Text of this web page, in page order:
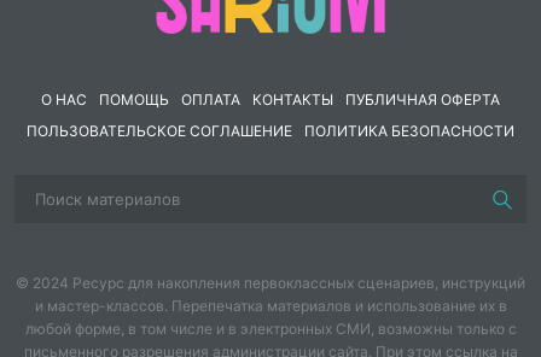
О НАС ПОМОЩЬ ОПЛАТА КОНТАКТЫ
ПУБЛИЧНАЯ ОФЕРТА
ПОЛЬЗОВАТЕЛЬСКОЕ СОГЛАШЕНИЕ
ПОЛИТИКА БЕЗОПАСНОСТИ
© 2024 Ресурс для накопления первоклассных сценариев, инструкций
и мастер-классов. Перепечатка материалов и использование их в
любой форме, в том числе и в электронных СМИ, возможны только с
письменного разрешения администрации сайта. При этом ссылка на